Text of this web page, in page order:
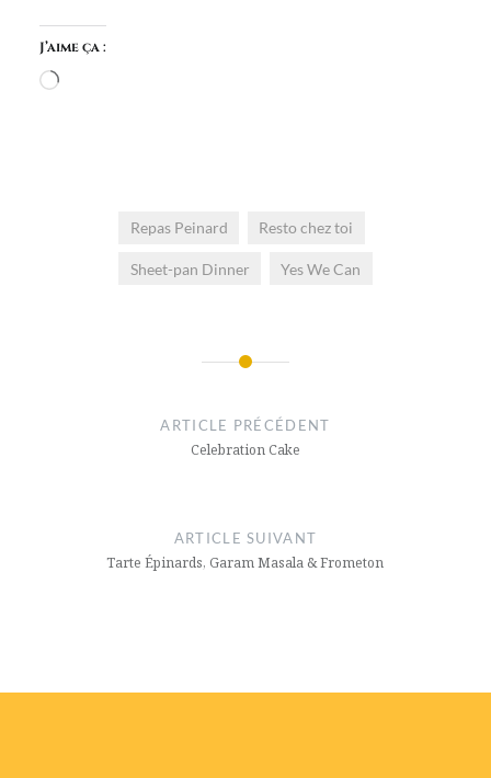
J’aime ça :
Chargement…
Repas Peinard Resto chez toi
Sheet-pan Dinner Yes We Can
ARTICLE PRÉCÉDENT
Celebration Cake
ARTICLE SUIVANT
Tarte Épinards, Garam Masala & Frometon